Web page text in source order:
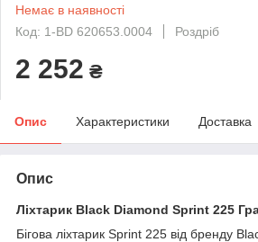
Немає в наявності
Код: 1-BD 620653.0004
Роздріб
2 252 ₴
Опис Характеристики Доставка
Опис
Ліхтарик Black Diamond Sprint 225
Бігова ліхтарик Sprint 225 від бренду